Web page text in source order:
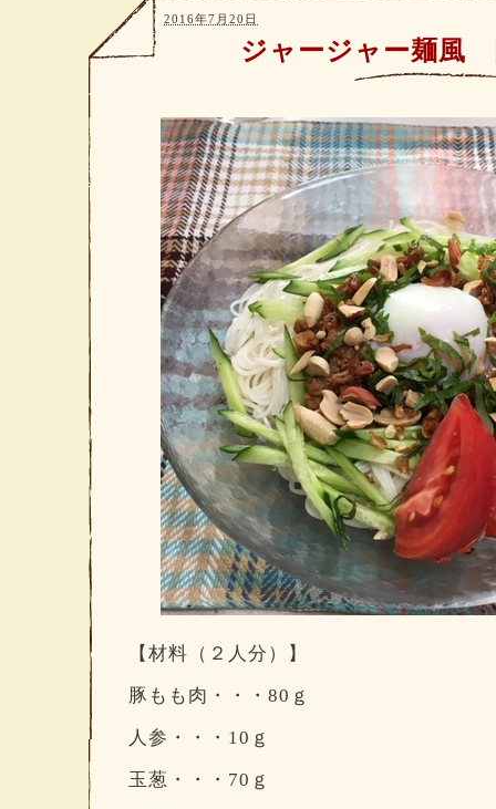
ジャージャー麺風
2016年7月20日
【材料（２人分）】
豚もも肉・・・80ｇ
人参・・・10ｇ
玉葱・・・70ｇ